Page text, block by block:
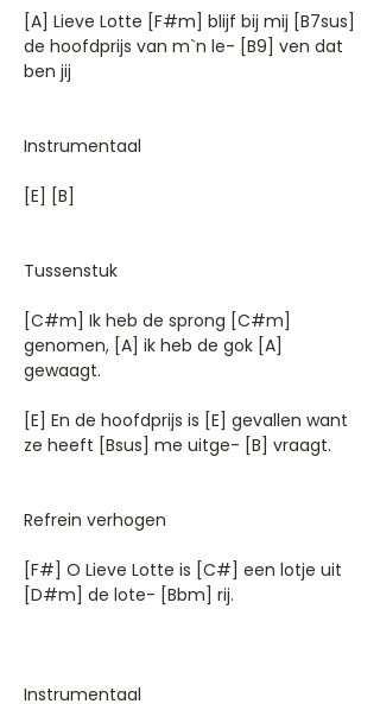
[A] Lieve Lotte [F#m] blijf bij mij [B7sus]
de hoofdprijs van m`n le- [B9] ven dat
ben jij
Instrumentaal
[E] [B]
Tussenstuk
[C#m] Ik heb de sprong [C#m]
genomen, [A] ik heb de gok [A]
gewaagt.
[E] En de hoofdprijs is [E] gevallen want
ze heeft [Bsus] me uitge- [B] vraagt.
Refrein verhogen
[F#] O Lieve Lotte is [C#] een lotje uit
[D#m] de lote- [Bbm] rij.
Instrumentaal